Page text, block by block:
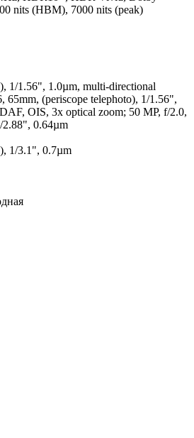
nits (HBM), 7000 nits (peak)
1/1.56", 1.0µm, multi-directional
65mm, (periscope telephoto), 1/1.56",
OIS, 3x optical zoom; 50 MP, f/2.0,
2.88", 0.64µm
1/3.1", 0.7µm